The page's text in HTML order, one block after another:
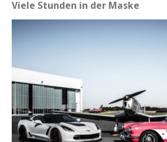
Viele Stunden in der Maske